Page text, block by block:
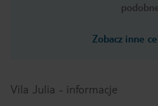
Zobacz inne
Vila Julia - informacje